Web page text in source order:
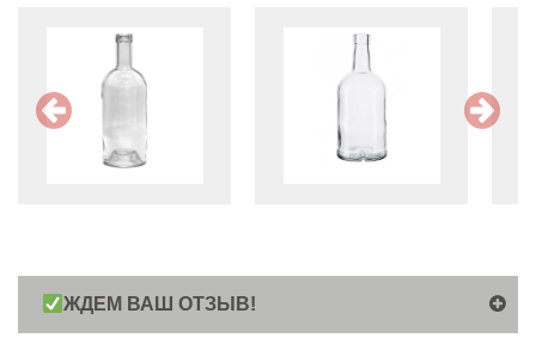
ЖДЕМ ВАШ ОТЗЫВ!